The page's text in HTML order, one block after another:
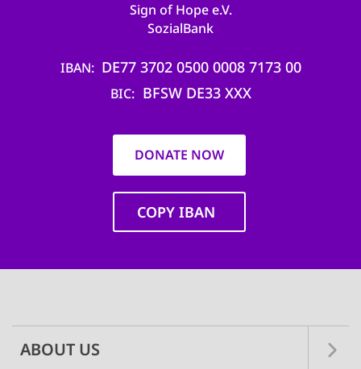
Sign of Hope e.V.
SozialBank
IBAN DE77 3702 0500 0008 7173 00
BIC BFSW DE33 XXX
DONATE NOW
COPY IBAN
ABOUT US